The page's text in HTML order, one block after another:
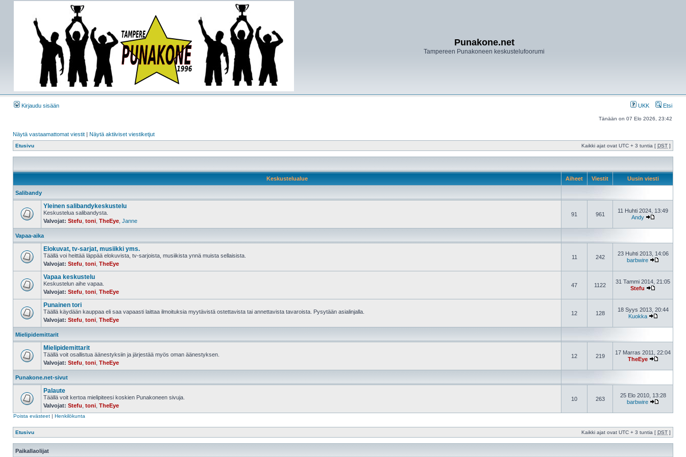
Punakone.net
Tampereen Punakoneen keskustelufoorumi
Kirjaudu sisään UKK Etsi
Tänään on 07 Elo 2026, 23:42
Näytä vastaamattomat viestit | Näytä aktiiviset viestiketjut
Etusivu Kaikki ajat ovat UTC + 3 tuntia [ DST ]
Keskustelualue Aiheet Viestit Uusin viesti
Salibandy
Yleinen salibandykeskustelu
Keskustelua salibandysta.
Valvojat: Stefu toni TheEye Janne
91 961
11 Huhti 2024, 13:49
Andy
Vapaa-aika
Elokuvat, tv-sarjat, musiikki yms.
Täällä voi heittää läppää elokuvista, tv-sarjoista, musiikista ynnä muista sellaisista.
Valvojat: Stefu toni TheEye
11 242
23 Huhti 2013, 14:06
barbwire
Vapaa keskustelu
Keskustelun aihe vapaa.
Valvojat: Stefu toni TheEye
47 1122
31 Tammi 2014, 21:05
Stefu
Punainen tori
Täällä käydään kauppaa eli saa vapaasti laittaa ilmoituksia myytävistä ostettavista tai annettavista tavaroista. Pysytään asialinjalla.
Valvojat: Stefu toni TheEye
12 128
18 Syys 2013, 20:44
Kuokka
Mielipidemittarit
Mielipidemittarit
Täällä voit osallistua äänestyksiin ja järjestää myös oman äänestyksen.
Valvojat: Stefu toni TheEye
12 219
17 Marras 2011, 22:04
TheEye
Punakone.net-sivut
Palaute
Täällä voit kertoa mielipiteesi koskien Punakoneen sivuja.
Valvojat: Stefu toni TheEye
10 263
25 Elo 2010, 13:28
barbwire
Poista evästeet | Henkilökunta
Etusivu Kaikki ajat ovat UTC + 3 tuntia [ DST ]
Paikallaolijat